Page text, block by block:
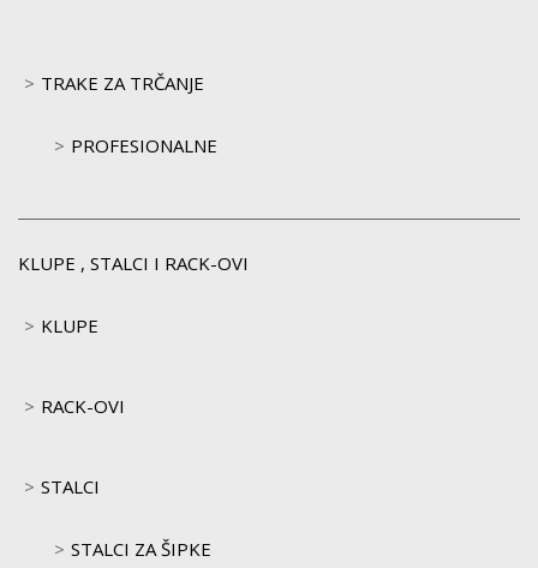
TRAKE ZA TRČANJE
PROFESIONALNE
KLUPE , STALCI I RACK-OVI
KLUPE
RACK-OVI
STALCI
STALCI ZA ŠIPKE